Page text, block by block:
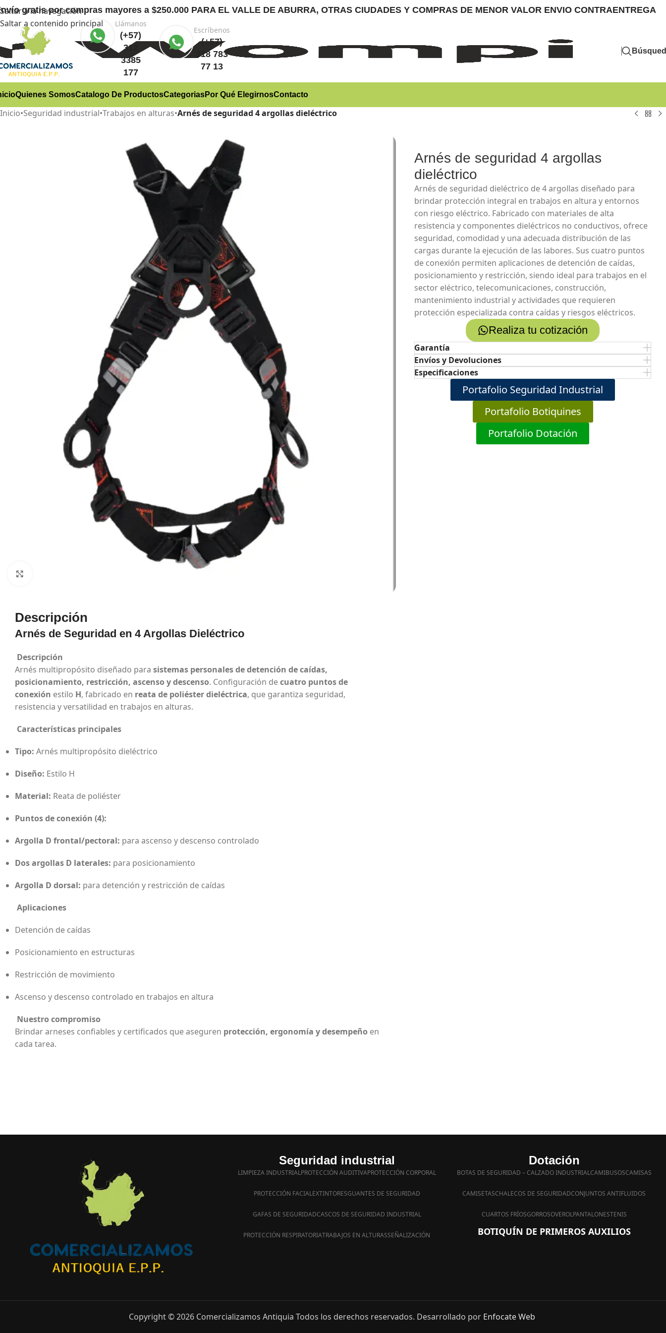
Saltar a la navegación
Saltar a contenido principal
gratispor compras mayores a $250.000 PARA EL VALLE DE ABURRA, OTRAS CIUDADES Y COMPRAS DE MENOR VALOR ENVIO CONTRAENTREGA
Llámanos
(+57)
312
3385
177
Escríbenos
(+57)
318 783
77 13
Quienes SomosCatalogo De ProductosCategoriasPor Qué ElegirnosContacto
Inicio•Seguridad industrial•Trabajos en alturas•Arnés de seguridad 4 argollas dieléctrico
Descripción
Arnés de Seguridad en 4 Argollas Dieléctrico
Descripción
Arnés multipropósito diseñado para sistemas personales de detención de caídas,
posicionamiento, restricción, ascenso y descenso. Configuración decuatro puntos de
conexión estilo H, fabricado en reata de poliéster dieléctrica, que garantiza seguridad,
resistencia y versatilidad en trabajos en alturas.
Características principales
Tipo: Arnés multipropósito dieléctrico
Diseño: Estilo H
Material: Reata de poliéster
Puntos de conexión (4):
Argolla D frontal/pectoral: para ascenso y descenso controlado
Dos argollas D laterales: para posicionamiento
Argolla D dorsal: para detención y restricción de caídas
Aplicaciones
Detención de caídas
Posicionamiento en estructuras
Restricción de movimiento
Ascenso y descenso controlado en trabajos en altura
Nuestro compromiso
Brindar arneses confiables y certificados que aseguren protección, ergonomía y desempeño en
cada tarea.
Arnés de seguridad 4 argollas
dieléctrico
Arnés de seguridad dieléctrico de 4 argollas diseñado para
brindar protección integral en trabajos en altura y entornos
con riesgo eléctrico. Fabricado con materiales de alta
resistencia y componentes dieléctricos no conductivos, ofrece
seguridad, comodidad y una adecuada distribución de las
cargas durante la ejecución de las labores. Sus cuatro puntos
de conexión permiten aplicaciones de detención de caídas,
posicionamiento y restricción, siendo ideal para trabajos en el
sector eléctrico, telecomunicaciones, construcción,
mantenimiento industrial y actividades que requieren
protección especializada contra caídas y riesgos eléctricos.
Realiza tu cotización
Garantía
Envíos y Devoluciones
Especificaciones
Portafolio Seguridad Industrial
Portafolio Botiquines
Portafolio Dotación
Seguridad industrial
LIMPIEZA INDUSTRIALPROTECCIÓN AUDITIVAPROTECCIÓN CORPORAL
PROTECCIÓN FACIALEXTINTORESGUANTES DE SEGURIDAD
GAFAS DE SEGURIDADCASCOS DE SEGURIDAD INDUSTRIAL
PROTECCIÓN RESPIRATORIATRABAJOS EN ALTURASSEÑALIZACIÓN
Dotación
BOTAS DE SEGURIDAD – CALZADO INDUSTRIALCAMIBUSOSCAMISAS
CAMISETASCHALECOS DE SEGURIDADCONJUNTOS ANTIFLUIDOS
CUARTOS FRÍOSGORROSOVEROLPANTALONESTENIS
BOTIQUÍN DE PRIMEROS AUXILIOS
Copyright © 2026 Comercializamos Antiquia Todos los derechos reservados. Desarrollado por Enfocate Web